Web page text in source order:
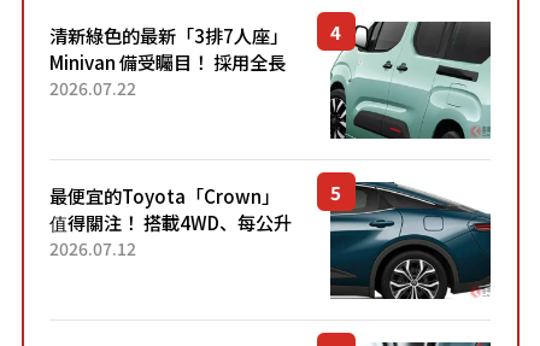
清新綠色的最新「3排7人座」
Minivan 備受矚目！ 採用全長
4.7公尺剛剛好的車身尺寸與
2026.07.22
最便宜的Toyota「Crown」
值得關注！ 搭載4WD、每公升
22.4公里低油耗表現超亮眼！
2026.07.12